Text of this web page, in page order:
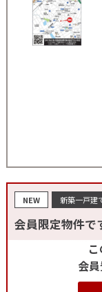
NEW 新築一戸建
会員限定物件で
会